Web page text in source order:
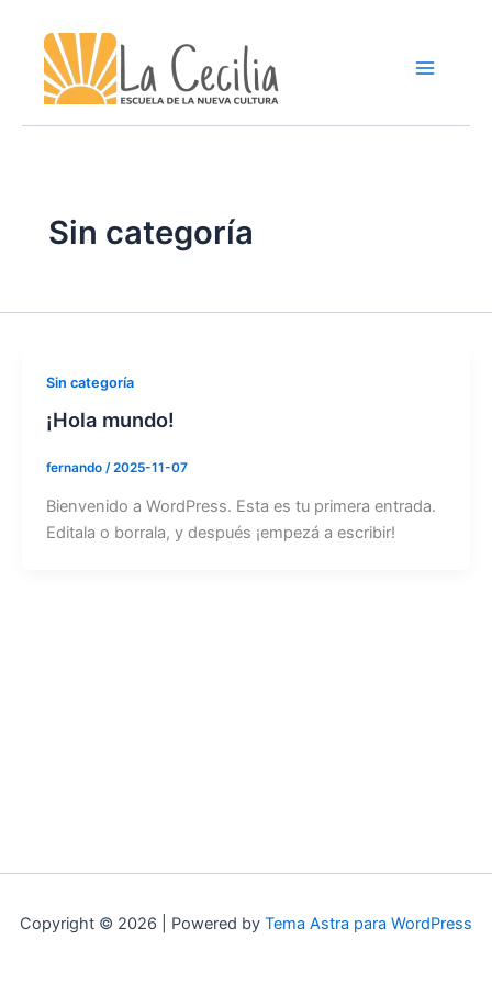
contenido
Sin categoría
Sin categoría
¡Hola mundo!
fernando /2025-11-07
Bienvenido a WordPress. Esta es tu primera entrada.
Editala o borrala, y después ¡empezá a escribir!
Copyright © 2026 | Powered by Tema Astra para WordPress